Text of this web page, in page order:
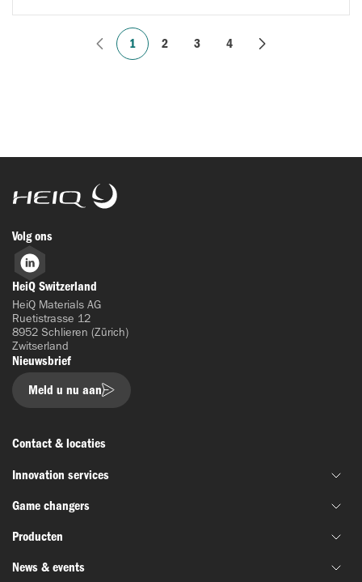
1 2 3 4
HeiQ
Volg ons
LinkedIn
HeiQ Switzerland
HeiQ Materials AG
Ruetistrasse 12
8952 Schlieren (Zürich)
Zwitserland
Nieuwsbrief
Meld u nu aan
Contact & locaties
Innovation services
Gezamenlijke materiaalontwikkeling
Financiering & subsidie
Innovatienetwerken
Game changers
HeiQ IoniX
HeiQ GrapheneX
Producten
Biotechnologie
News & events